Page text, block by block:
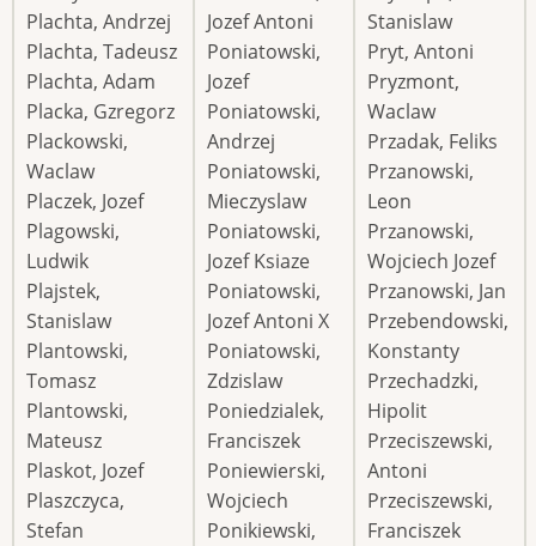
Plachta, Andrzej
Plachta, Tadeusz
Plachta, Adam
Placka, Gzregorz
Plackowski,
Waclaw
Placzek, Jozef
Plagowski,
Ludwik
Plajstek,
Stanislaw
Plantowski,
Tomasz
Plantowski,
Mateusz
Plaskot, Jozef
Plaszczyca,
Stefan
Jozef Antoni
Poniatowski,
Jozef
Poniatowski,
Andrzej
Poniatowski,
Mieczyslaw
Poniatowski,
Jozef Ksiaze
Poniatowski,
Jozef Antoni X
Poniatowski,
Zdzislaw
Poniedzialek,
Franciszek
Poniewierski,
Wojciech
Ponikiewski,
Stanislaw
Pryt, Antoni
Pryzmont,
Waclaw
Przadak, Feliks
Przanowski,
Leon
Przanowski,
Wojciech Jozef
Przanowski, Jan
Przebendowski,
Konstanty
Przechadzki,
Hipolit
Przeciszewski,
Antoni
Przeciszewski,
Franciszek